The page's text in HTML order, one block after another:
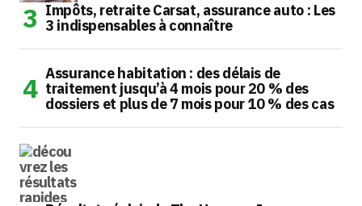
Impôts, retraite Carsat, assurance auto : Les
3 indispensables à connaître
Assurance habitation : des délais de
traitement jusqu’à 4 mois pour 20 % des
dossiers et plus de 7 mois pour 10 % des cas